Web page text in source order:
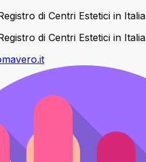
di Centri Estetici in Italia
di Centri Estetici in Italia